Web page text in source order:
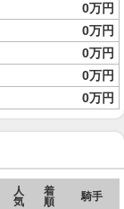
0万円
0万円
0万円
0万円
0万円
人
気
着
順
騎手